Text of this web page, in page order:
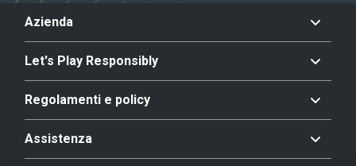
Azienda
Let's Play Responsibly
Regolamenti e policy
Assistenza